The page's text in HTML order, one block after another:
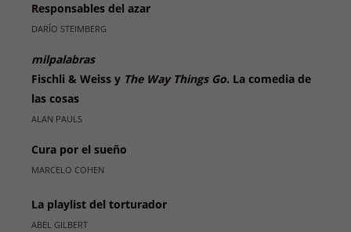
Responsables del azar
DARÍO STEIMBERG
milpalabras
Fischli & Weiss y The Way Things Go. La comedia de
las cosas
ALAN PAULS
Cura por el sueño
MARCELO COHEN
La playlist del torturador
ABEL GILBERT